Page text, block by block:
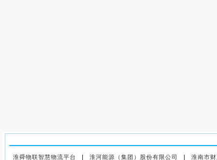
上一篇：舜龙公司派员参加全
市海事港航水路运输环保工作
淮舜物联智慧物流平台 | 淮河能源（集团）股份有限公司 |
淮南市